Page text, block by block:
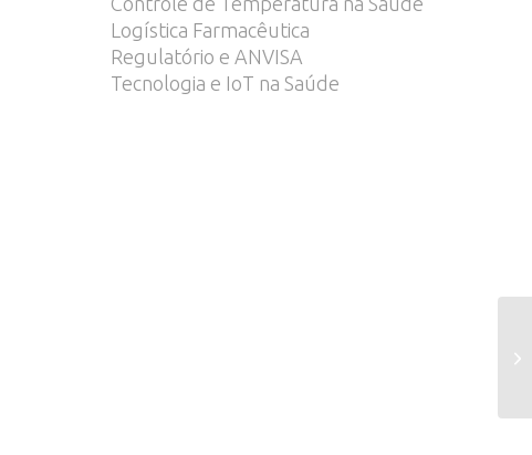
Logística Farmacêutica
Regulatório e ANVISA
Tecnologia e IoT na Saúde